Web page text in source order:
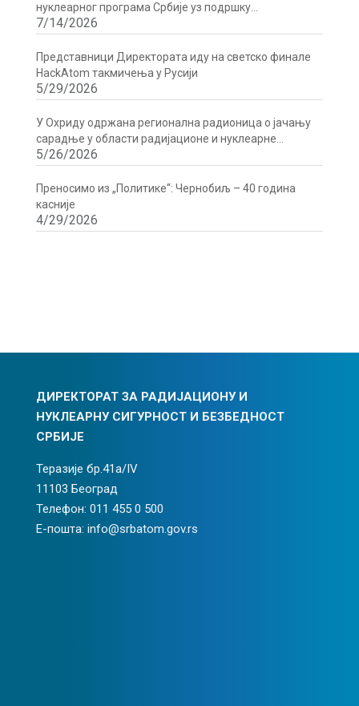
нуклеарног програма Србије уз подршку
Директората
7/14/2026
Представници Директората иду на светско финале
HackAtom такмичења у Русији
5/29/2026
У Охриду одржана регионална радионица о јачању
сарадње у области радијационе и нуклеарне
сигурности
5/26/2026
Преносимо из „Политике“: Чернобиљ – 40 година
касније
4/29/2026
ДИРЕКТОРАТ ЗА РАДИЈАЦИОНУ И
НУКЛЕАРНУ СИГУРНОСТ И БЕЗБЕДНОСТ
СРБИЈЕ
Теразије бр.41а/IV
11103 Београд
Телефон: 011 455 0 500
Е-пошта: info@srbatom.gov.rs